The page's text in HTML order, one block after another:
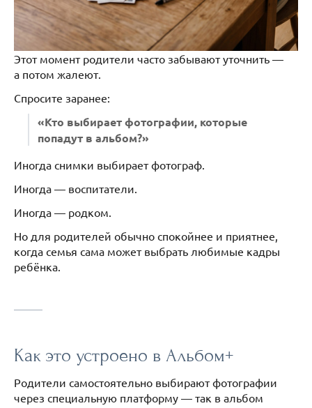
Этот момент родители часто забывают уточнить —
а потом жалеют.
Спросите заранее:
«Кто выбирает фотографии, которые
попадут в альбом?»
Иногда снимки выбирает фотограф.
Иногда — воспитатели.
Иногда — родком.
Но для родителей обычно спокойнее и приятнее,
когда семья сама может выбрать любимые кадры
ребёнка.
Как это устроено в Альбом+
Родители самостоятельно выбирают фотографии
через специальную платформу — так в альбом